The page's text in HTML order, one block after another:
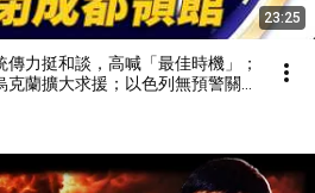
23:25
傳力挺和談，高喊「最佳時機」；
蘭擴大求援；以色列無預警關閉
驚曝被滲透，數據全傳到中國。